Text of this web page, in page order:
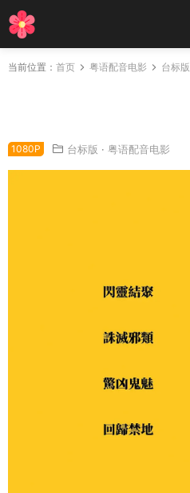
当前位置： 首页 粤语配音电影 台标版
1080P 台标版 · 粤语配音电影